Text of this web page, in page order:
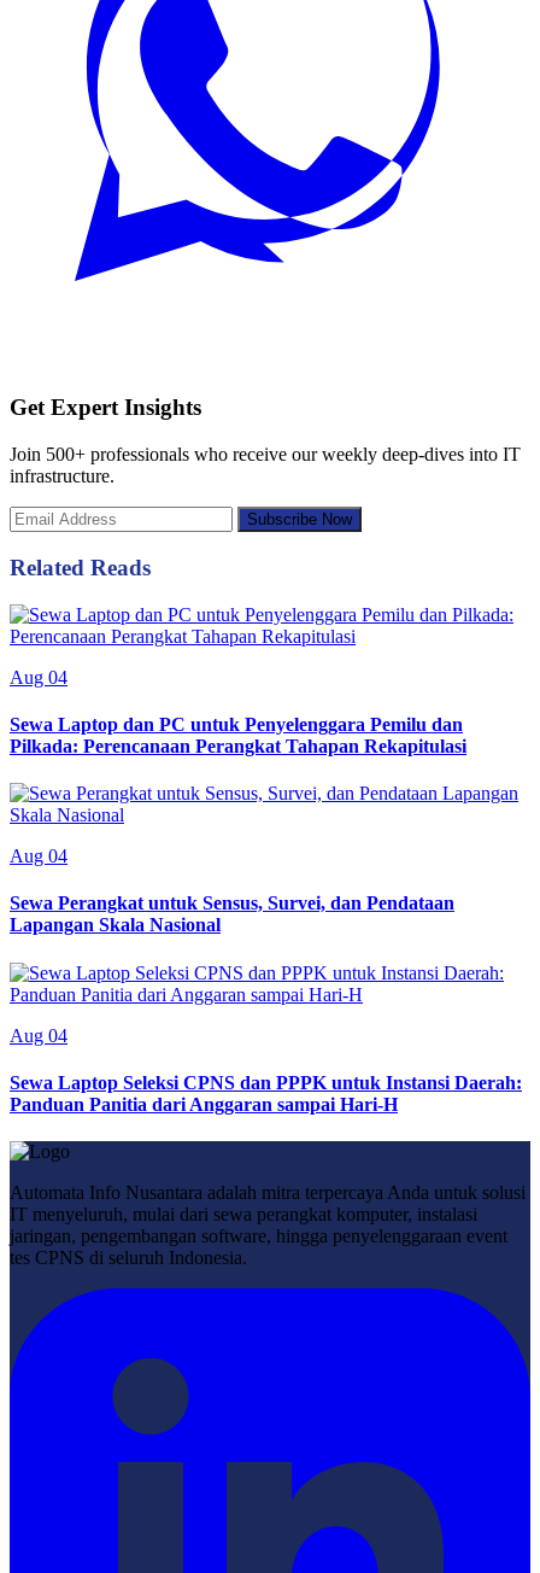
Get Expert Insights
Join 500+ professionals who receive our weekly deep-dives into IT
infrastructure.
Subscribe Now
Related Reads
Aug 04
Sewa Laptop dan PC untuk Penyelenggara Pemilu dan
Pilkada: Perencanaan Perangkat Tahapan Rekapitulasi
Aug 04
Sewa Perangkat untuk Sensus, Survei, dan Pendataan
Lapangan Skala Nasional
Aug 04
Sewa Laptop Seleksi CPNS dan PPPK untuk Instansi Daerah:
Panduan Panitia dari Anggaran sampai Hari-H
Automata Info Nusantara adalah mitra terpercaya Anda untuk solusi
IT menyeluruh, mulai dari sewa perangkat komputer, instalasi
jaringan, pengembangan software, hingga penyelenggaraan event
tes CPNS di seluruh Indonesia.